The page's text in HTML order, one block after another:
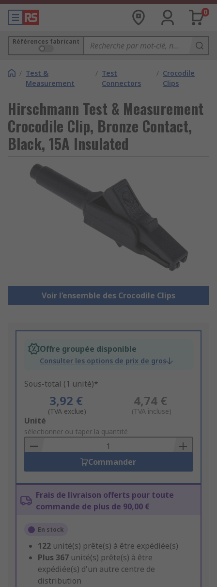
0
Références fabricant
/ Test &
Measurement
/ Test
Connectors
/ Crocodile
Clips
Hirschmann Test & Measurement
Crocodile Clip, Bronze Contact,
Black, 15A Insulated
Voir l’ensemble des Crocodile Clips
Offre groupée disponible
Consulter les options de prix de gros
Sous-total (1 unité)*
3,92 €
(TVA exclue)
4,74 €
(TVA incluse)
Add
to
Basket
Unité
sélectionner ou taper la quantité
Commander
Frais de livraison offerts pour toute
commande de plus de 90,00 €
En stock
122 unité(s) prête(s) à être expédiée(s)
Plus 367 unité(s) prête(s) à être
expédiée(s) d'un autre centre de
distribution